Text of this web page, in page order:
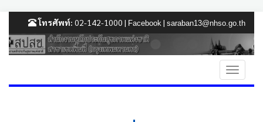
โทรศัพท์: 02-142-1000 | Facebook | saraban13@nhso.go.th